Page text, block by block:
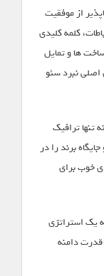
از موفقیت
کلمه کلیدی
ها و تمایل
اصلی نبرد سئو
تنها ترافیک
برند را در
خوب برای
یک استراتژی
دامنه